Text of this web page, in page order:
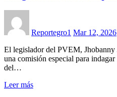
Reportegro1 Mar 12, 2026
El legislador del PVEM, Jhobanny
una comisión especial para
del…
Leer más